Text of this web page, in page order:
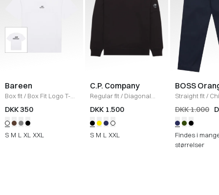
Bareen
Box fit/ Box Fit Logo T-
shirt /WHITE
DKK 350
S M L XL XXL
C.P. Company
Regular fit/ Diagonal
Raised Fleece Crew
DKK 1.500
S M L XXL
BOSS
Straight fit/
Straight /NAVY
DKK 1.000
Findes i
størrelser